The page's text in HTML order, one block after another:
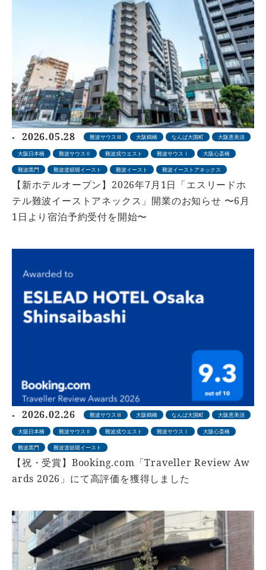
2026.05.28 難波サウスⅢ 大阪鶴橋 なんば大国町 大阪恵美須
大阪日本橋 難波サウスⅡ 難波戎ウエスト 難波サウスⅠ 大阪心斎橋
難波黒門 難波道頓堀イースト 難波イースト 難波イーストアネックス
【新ホテルオープン】2026年7月1日「エスリードホ
テル難波イーストアネックス」開業のお知らせ 〜6月
1日より宿泊予約受付を開始〜
2026.02.26 難波サウスⅢ 大阪鶴橋 なんば大国町 大阪恵美須
大阪日本橋 難波サウスⅡ 難波戎ウエスト 難波サウスⅠ 大阪心斎橋
難波黒門 難波道頓堀イースト
【祝・受賞】Booking.com「Traveller Review Aw
ards 2026」にて高評価を獲得しました